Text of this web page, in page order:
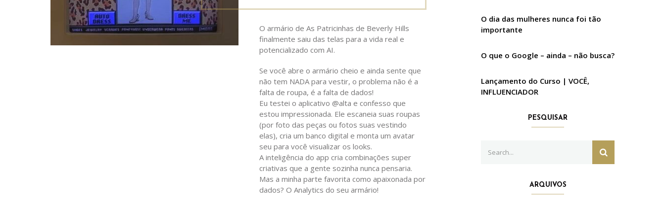
O armário de As Patricinhas de Beverly Hills
finalmente saiu das telas para a vida real e
potencializado com AI.
Se você abre o armário cheio e ainda sente que
não tem NADA para vestir, o problema não é a
falta de roupa, é a falta de dados!
Eu testei o aplicativo @alta e confesso que
estou impressionada. Ele escaneia suas roupas
(por foto das peças ou fotos suas vestindo
elas), cria um banco digital e monta um avatar
seu para você visualizar os looks.
A inteligência do app cria combinações super
criativas que a gente sozinha nunca pensaria.
Mas a minha parte favorita como apaixonada por
dados? O Analytics do seu armário!
O dia das mulheres nunca foi tão
importante
O que o Google – ainda – não busca?
Lançamento do Curso | VOCÊ,
INFLUENCIADOR
PESQUISAR
for:
ARQUIVOS